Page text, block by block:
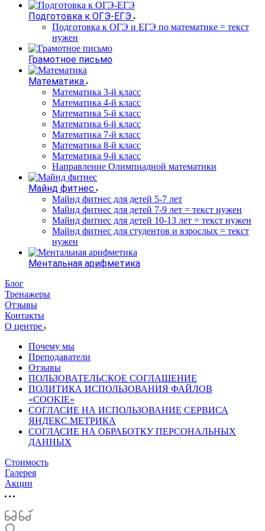
Подготовка к ОГЭ-ЕГЭ
Подготовка к ОГЭ и ЕГЭ по математике = текст
нужен
Грамотное письмо
Математика
Математика 3-й класс
Математика 4-й класс
Математика 5-й класс
Математика 6-й класс
Математика 7-й класс
Математика 8-й класс
Математика 9-й класс
Направление Олимпиадной математики
Майнд фитнес
Майнд фитнес для детей 5-7 лет
Майнд фитнес для детей 7-9 лет = текст нужен
Майнд фитнес для детей 10-13 лет = текст нужен
Майнд фитнес для студентов и взрослых = текст
нужен
Ментальная арифметика
Блог
Тренажеры
Отзывы
Контакты
О центре
Почему мы
Преподаватели
Отзывы
ПОЛЬЗОВАТЕЛЬСКОЕ СОГЛАШЕНИЕ
ПОЛИТИКА ИСПОЛЬЗОВАНИЯ ФАЙЛОВ
«COOKIE»
СОГЛАСИЕ НА ИСПОЛЬЗОВАНИЕ СЕРВИСА
ЯНДЕКС.МЕТРИКА
СОГЛАСИЕ НА ОБРАБОТКУ ПЕРСОНАЛЬНЫХ
ДАННЫХ
Стоимость
Галерея
Акции